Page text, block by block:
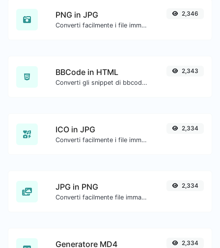
PNG in JPG
Converti facilmente i file immagine PNG in JPG.
2,346
BBCode in HTML
Converti gli snippet di bbcode del forum in codice HTML grezzo.
2,343
ICO in JPG
Converti facilmente i file immagine ICO in JPG.
2,334
JPG in PNG
Converti facilmente file immagine JPG in PNG.
2,334
Generatore MD4 2,334